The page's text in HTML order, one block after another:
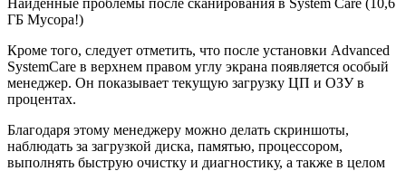
Найденные проблемы после сканирования в System Care (10,6
ГБ Мусора!)
Кроме того, следует отметить, что после установки Advanced
SystemCare в верхнем правом углу экрана появляется особый
менеджер. Он показывает текущую загрузку ЦП и ОЗУ в
процентах.
Благодаря этому менеджеру можно делать скриншоты,
наблюдать за загрузкой диска, памятью, процессором,
выполнять быструю очистку и диагностику, а также в целом